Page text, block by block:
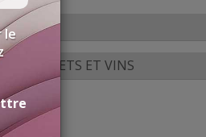
METS ET VINS
le